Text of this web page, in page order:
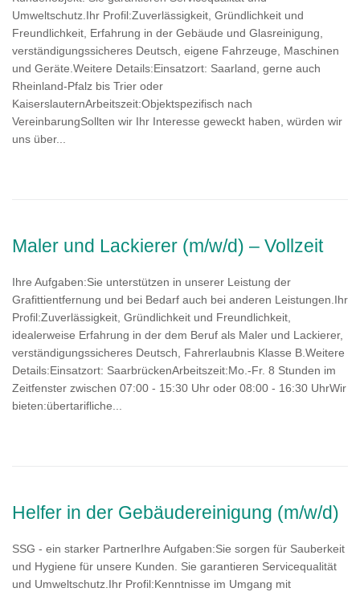
Umweltschutz.Ihr Profil:Zuverlässigkeit, Gründlichkeit und
Freundlichkeit, Erfahrung in der Gebäude und Glasreinigung,
verständigungssicheres Deutsch, eigene Fahrzeuge, Maschinen
und Geräte.Weitere Details:Einsatzort: Saarland, gerne auch
Rheinland-Pfalz bis Trier oder
KaiserslauternArbeitszeit:Objektspezifisch nach
VereinbarungSollten wir Ihr Interesse geweckt haben, würden wir
uns über...
Maler und Lackierer (m/w/d) – Vollzeit
Ihre Aufgaben:Sie unterstützen in unserer Leistung der
Grafittientfernung und bei Bedarf auch bei anderen Leistungen.Ihr
Profil:Zuverlässigkeit, Gründlichkeit und Freundlichkeit,
idealerweise Erfahrung in der dem Beruf als Maler und Lackierer,
verständigungssicheres Deutsch, Fahrerlaubnis Klasse B.Weitere
Details:Einsatzort: SaarbrückenArbeitszeit:Mo.-Fr. 8 Stunden im
Zeitfenster zwischen 07:00 - 15:30 Uhr oder 08:00 - 16:30 UhrWir
bieten:übertarifliche...
Helfer in der Gebäudereinigung (m/w/d)
SSG - ein starker PartnerIhre Aufgaben:Sie sorgen für Sauberkeit
und Hygiene für unsere Kunden. Sie garantieren Servicequalität
und Umweltschutz.Ihr Profil:Kenntnisse im Umgang mit